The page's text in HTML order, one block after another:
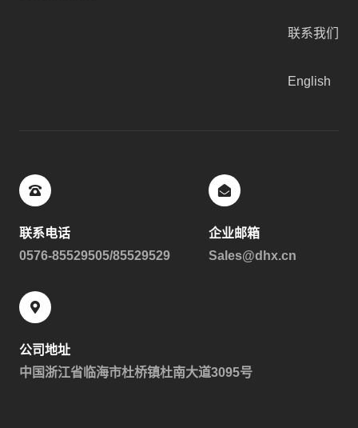
联系我们
English
联系电话
0576-85529505/85529529
企业邮箱
Sales@dhx.cn
公司地址
中国浙江省临海市杜桥镇杜南大道3095号